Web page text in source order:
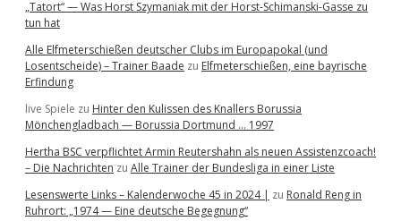
„Tatort“ — Was Horst Szymaniak mit der Horst-Schimanski-Gasse zu
tun hat
Alle Elfmeterschießen deutscher Clubs im Europapokal (und
Losentscheide) – Trainer Baade zu Elfmeterschießen, eine bayrische
Erfindung
live Spiele zu Hinter den Kulissen des Knallers Borussia
Mönchengladbach — Borussia Dortmund … 1997
Hertha BSC verpflichtet Armin Reutershahn als neuen Assistenzcoach!
– Die Nachrichten zu Alle Trainer der Bundesliga in einer Liste
Lesenswerte Links – Kalenderwoche 45 in 2024 | zu Ronald Reng in
Ruhrort: „1974 — Eine deutsche Begegnung“